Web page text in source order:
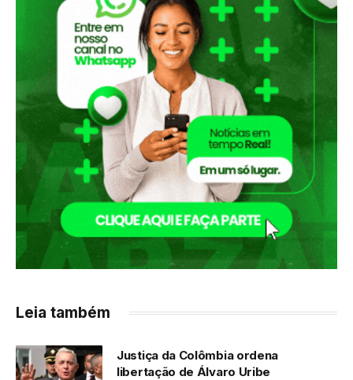
Leia também
Justiça da Colômbia ordena
libertação de Álvaro Uribe